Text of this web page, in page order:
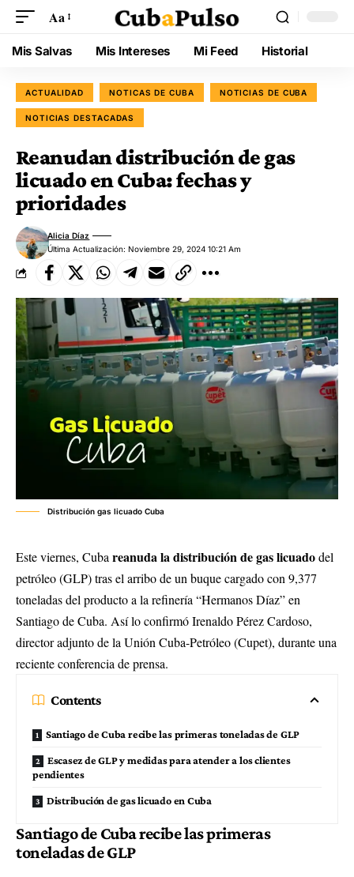
Aa
Mis Salvas Mis Intereses Mi Feed Historial
ACTUALIDAD NOTICAS DE CUBA NOTICIAS DE CUBA
NOTICIAS DESTACADAS
Reanudan distribución de gas
licuado en Cuba: fechas y
prioridades
Última Actualización: Noviembre 29, 2024 10:21 Am
Alicia Díaz
Distribución gas licuado Cuba
Este viernes, Cuba reanuda la distribución de gas licuadodel
petróleo (GLP) tras el arribo de un buque cargado con 9,377
toneladas del producto a la refinería “Hermanos Díaz” en
Santiago de Cuba. Así lo confirmó Irenaldo Pérez Cardoso,
director adjunto de la Unión Cuba-Petróleo (Cupet), durante una
reciente conferencia de prensa.
Contents
Santiago de Cuba recibe las primeras toneladas de GLP
Escasez de GLP y medidas para atender a los clientes
pendientes
Distribución de gas licuado en Cuba
Santiago de Cuba recibe las primeras
toneladas de GLP